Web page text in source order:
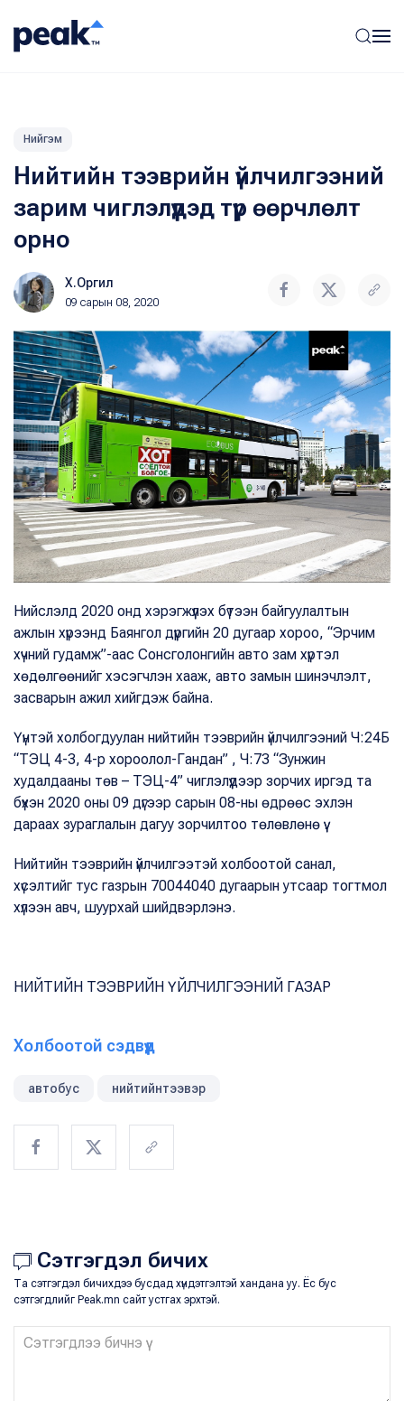
Нийгэм
Нийтийн тээврийн үйлчилгээний
зарим чиглэлүүдэд түр өөрчлөлт
орно
Х.Оргил
09 сарын 08, 2020
Нийслэлд 2020 онд хэрэгжүүлэх бүтээн байгуулалтын
ажлын хүрээнд Баянгол дүүргийн 20 дугаар хороо, “Эрчим
хүчний гудамж”-аас Сонсголонгийн авто зам хүртэл
хөдөлгөөнийг хэсэгчлэн хааж, авто замын шинэчлэлт,
засварын ажил хийгдэж байна.
Үүнтэй холбогдуулан нийтийн тээврийн үйлчилгээний Ч:24Б
“ТЭЦ 4-3, 4-р хороолол-Гандан” , Ч:73 “Зунжин
худалдааны төв – ТЭЦ-4” чиглэлүүдээр зорчих иргэд та
бүхэн 2020 оны 09 дүгээр сарын 08-ны өдрөөс эхлэн
дараах зураглалын дагуу зорчилтоо төлөвлөнө үү.
Нийтийн тээврийн үйлчилгээтэй холбоотой санал,
хүсэлтийг тус газрын 70044040 дугаарын утсаар тогтмол
хүлээн авч, шуурхай шийдвэрлэнэ.
НИЙТИЙН ТЭЭВРИЙН ҮЙЛЧИЛГЭЭНИЙ ГАЗАР
Холбоотой сэдвүүд
автобус нийтийнтээвэр
Сэтгэгдэл бичих
Та сэтгэгдэл бичихдээ бусдад хүндэтгэлтэй хандана уу. Ёс бус
сэтгэгдлийг Peak.mn сайт устгах эрхтэй.